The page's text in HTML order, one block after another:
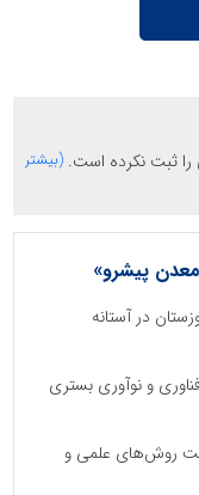
را ثبت نکرده است. (بیشتر
معدن پیشرو»
در آستانه
و نوآوری بستری
روش‌های علمی و